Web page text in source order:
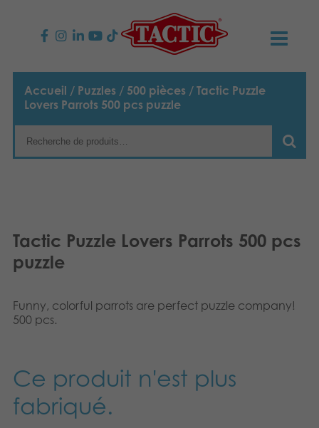
PRODUITS
Jeux enfants
Jeux famille
Puzzles
Jouets
Applications mobiles
TACTIC
Notre histoire
Liens
Média
English
Norsk
Polski
Accueil / Puzzles / 500 pièces / Tactic Puzzle
Lovers Parrots 500 pcs puzzle
Tactic Puzzle Lovers Parrots 500 pcs
puzzle
Funny, colorful parrots are perfect puzzle company!
500 pcs.
Ce produit n'est plus
fabriqué.